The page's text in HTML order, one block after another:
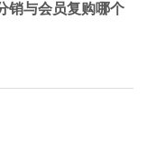
销与会员复购哪个